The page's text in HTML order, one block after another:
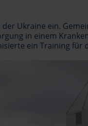
Ukraine ein.
in einem
ein Training